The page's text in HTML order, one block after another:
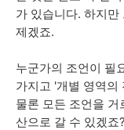
가 있습니다. 하지
제겠죠.
누군가의 조언이 필
가지고 '개별 영역의
물론 모든 조언을
산으로 갈 수 있겠죠